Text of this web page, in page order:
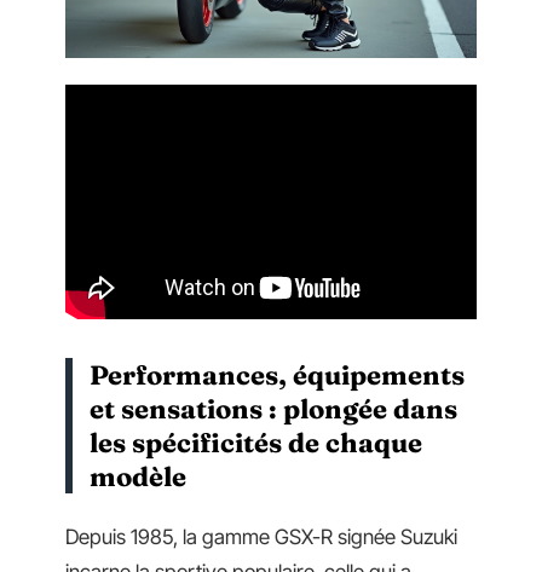
Performances, équipements
et sensations : plongée dans
les spécificités de chaque
modèle
Depuis 1985, la gamme GSX-R signée Suzuki